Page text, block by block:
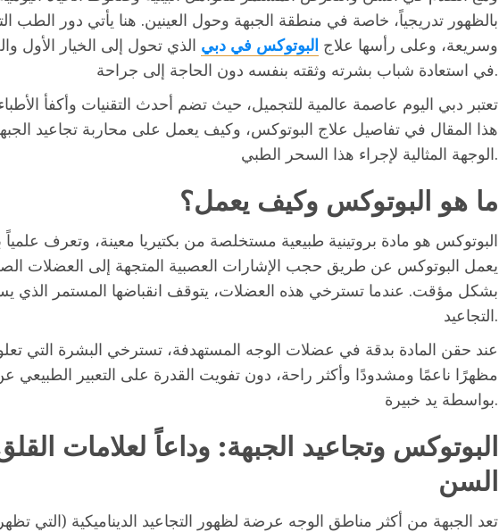
بالظهور تدريجياً، خاصة في منطقة الجبهة وحول العينين. هنا يأتي دور الطب
وسريعة، وعلى رأسها علاج البوتوكس في دبي الذي تحول إلى الخيار
في استعادة شباب بشرته وثقته بنفسه دون الحاجة إلى جراحة.
تعتبر دبي اليوم عاصمة عالمية للتجميل، حيث تضم أحدث التقنيات وأكفأ
هذا المقال في تفاصيل علاج البوتوكس، وكيف يعمل على محاربة تجاعيد الجبهة
الوجهة المثالية لإجراء هذا السحر الطبي.
ما هو البوتوكس وكيف يعمل؟
البوتوكس هو مادة بروتينية طبيعية مستخلصة من بكتيريا معينة، وتعرف علمياً
يعمل البوتوكس عن طريق حجب الإشارات العصبية المتجهة إلى العضلات
بشكل مؤقت. عندما تسترخي هذه العضلات، يتوقف انقباضها المستمر الذي
التجاعيد.
عند حقن المادة بدقة في عضلات الوجه المستهدفة، تسترخي البشرة التي
مظهرًا ناعمًا ومشدودًا وأكثر راحة، دون تفويت القدرة على التعبير الطبيعي
بواسطة يد خبيرة.
البوتوكس وتجاعيد الجبهة: وداعاً لعلامات
السن
تعد الجبهة من أكثر مناطق الوجه عرضة لظهور التجاعيد الديناميكية (التي